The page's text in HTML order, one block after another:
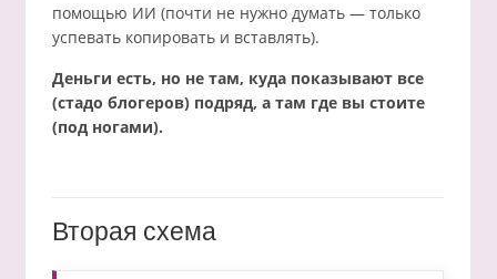
помощью ИИ (почти не нужно думать — только
успевать копировать и вставлять).
Деньги есть, но не там, куда показывают все
(стадо блогеров) подряд, а там где вы стоите
(под ногами).
Вторая схема